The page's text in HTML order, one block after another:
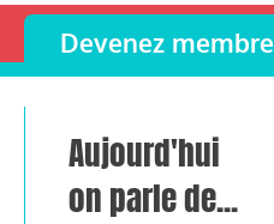
Devenez membre
Aujourd'hui
on parle de...